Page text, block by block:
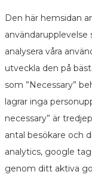
Den här hemsidan
användarupplevelse
analysera våra
utveckla den på
som ”Necessary”
lagrar inga
necessary” är
antal besökare och
analytics, google
genom ditt aktiva